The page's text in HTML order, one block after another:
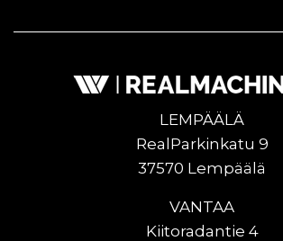
LEMPÄÄLÄ
RealParkinkatu 9
37570 Lempäälä
VANTAA
Kiitoradantie 4